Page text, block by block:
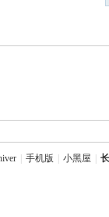
手机版 小黑屋